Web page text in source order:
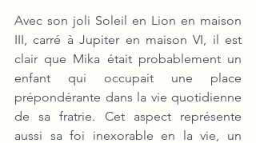
Avec son joli Soleil en Lion en maison
III, carré à Jupiter en maison VI, il est
clair que Mika était probablement un
enfant qui occupait une place
prépondérante dans la vie quotidienne
de sa fratrie. Cet aspect représente
aussi sa foi inexorable en la vie, un